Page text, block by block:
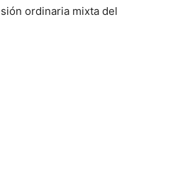
ordinaria mixta del